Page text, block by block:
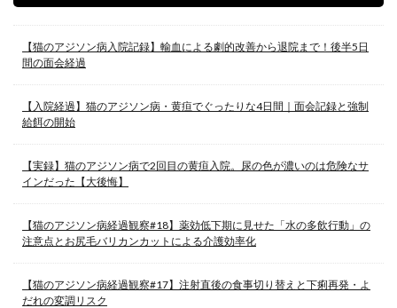
【猫のアジソン病入院記録】輸血による劇的改善から退院まで！後半5日
間の面会経過
【入院経過】猫のアジソン病・黄疸でぐったりな4日間｜面会記録と強制
給餌の開始
【実録】猫のアジソン病で2回目の黄疸入院。尿の色が濃いのは危険なサ
インだった【大後悔】
【猫のアジソン病経過観察#18】薬効低下期に見せた「水の多飲行動」の
注意点とお尻毛バリカンカットによる介護効率化
【猫のアジソン病経過観察#17】注射直後の食事切り替えと下痢再発・よ
だれの変調リスク